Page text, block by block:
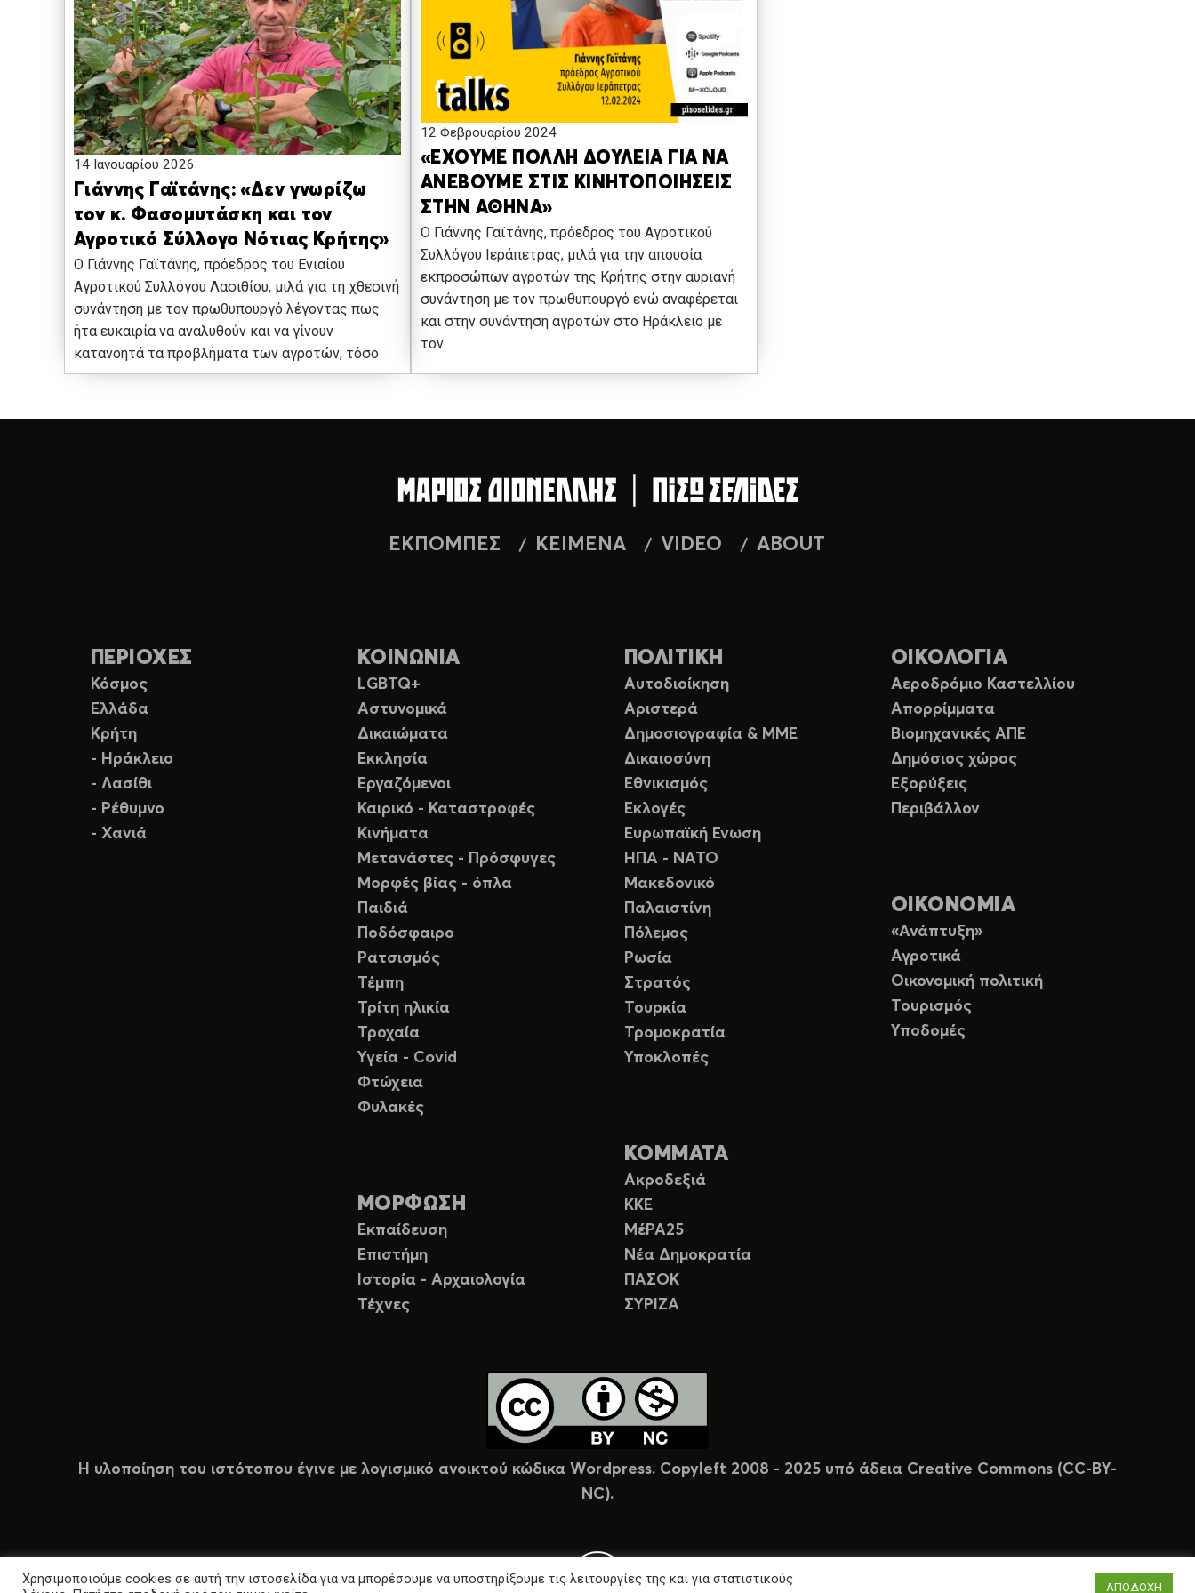
14 Ιανουαρίου 2026
Γιάννης Γαϊτάνης: «Δεν γνωρίζω
τον κ. Φασομυτάσκη και τον
Αγροτικό Σύλλογο Νότιας Κρήτης»
Ο Γιάννης Γαϊτάνης, πρόεδρος του Ενιαίου
Αγροτικού Συλλόγου Λασιθίου, μιλά για τη χθεσινή
συνάντηση με τον πρωθυπουργό λέγοντας πως
ήτα ευκαιρία να αναλυθούν και να γίνουν
κατανοητά τα προβλήματα των αγροτών, τόσο
12 Φεβρουαρίου 2024
«ΕΧΟΥΜΕ ΠΟΛΛΗ ΔΟΥΛΕΙΑ ΓΙΑ ΝΑ
ΑΝΕΒΟΥΜΕ ΣΤΙΣ ΚΙΝΗΤΟΠΟΙΗΣΕΙΣ
ΣΤΗΝ ΑΘΗΝΑ»
Ο Γιάννης Γαϊτάνης, πρόεδρος του Αγροτικού
Συλλόγου Ιεράπετρας, μιλά για την απουσία
εκπροσώπων αγροτών της Κρήτης στην αυριανή
συνάντηση με τον πρωθυπουργό ενώ αναφέρεται
και στην συνάντηση αγροτών στο Ηράκλειο με
τον
ΕΚΠΟΜΠΕΣ ΚΕΙΜΕΝΑ VIDEO ABOUT
ΠΕΡΙΟΧΕΣ
Κόσμος
Ελλάδα
Κρήτη
- Ηράκλειο
- Λασίθι
- Ρέθυμνο
- Χανιά
ΚΟΙΝΩΝΙΑ
LGBTQ+
Αστυνομικά
Δικαιώματα
Εκκλησία
Εργαζόμενοι
Καιρικό - Καταστροφές
Κινήματα
Μετανάστες - Πρόσφυγες
Μορφές βίας - όπλα
Παιδιά
Ποδόσφαιρο
Ρατσισμός
Τέμπη
Τρίτη ηλικία
Τροχαία
Υγεία - Covid
Φτώχεια
Φυλακές
ΜΟΡΦΩΣΗ
Εκπαίδευση
Επιστήμη
Ιστορία - Αρχαιολογία
Τέχνες
ΠΟΛΙΤΙΚΗ
Αυτοδιοίκηση
Αριστερά
Δημοσιογραφία & ΜΜΕ
Δικαιοσύνη
Εθνικισμός
Εκλογές
Ευρωπαϊκή Ενωση
ΗΠΑ - ΝΑΤΟ
Μακεδονικό
Παλαιστίνη
Πόλεμος
Ρωσία
Στρατός
Τουρκία
Τρομοκρατία
Υποκλοπές
ΚΟΜΜΑΤΑ
Ακροδεξιά
ΚΚΕ
ΜέΡΑ25
Νέα Δημοκρατία
ΠΑΣΟΚ
ΣΥΡΙΖΑ
ΟΙΚΟΛΟΓΙΑ
Αεροδρόμιο Καστελλίου
Απορρίμματα
Βιομηχανικές ΑΠΕ
Δημόσιος χώρος
Εξορύξεις
Περιβάλλον
ΟΙΚΟΝΟΜΙΑ
«Ανάπτυξη»
Αγροτικά
Οικονομική πολιτική
Τουρισμός
Υποδομές
Η υλοποίηση του ιστότοπου έγινε με λογισμικό ανοικτού κώδικα Wordpress. Copyleft 2008 - 2025 υπό άδεια Creative Commons (CC-BY-
NC).
Χρησιμοποιούμε cookies σε αυτή την ιστοσελίδα για να μπορέσουμε να υποστηρίξουμε τις λειτουργίες της και για στατιστικούς
ΑΠΟΔΟΧΗ